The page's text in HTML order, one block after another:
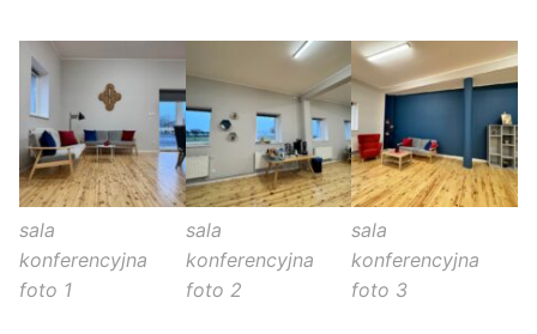
sala
konferencyjna
foto 1
sala
konferencyjna
foto 2
sala
konferencyjna
foto 3